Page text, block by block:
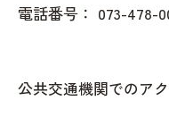
電話番号： 073-478-
公共交通機関でのア